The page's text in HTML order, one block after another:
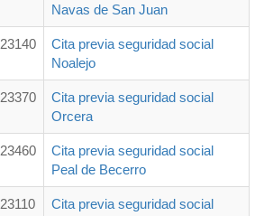
Navas de San Juan
23140
Cita previa seguridad social
Noalejo
23370
Cita previa seguridad social
Orcera
23460
Cita previa seguridad social
Peal de Becerro
23110
Cita previa seguridad social